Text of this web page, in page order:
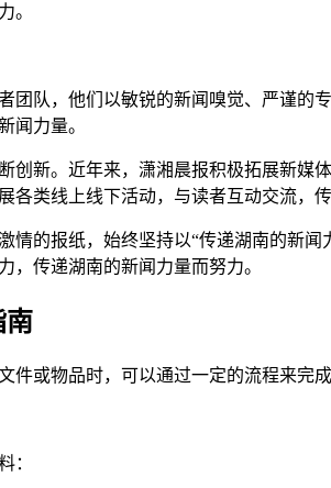
。
团队，他们以敏锐的新闻嗅觉、严谨
闻力量。
创新。近年来，潇湘晨报积极拓展新
各类线上线下活动，与读者互动交流，
情的报纸，始终坚持以“传递湖南的新
，传递湖南的新闻力量而努力。
南
件或物品时，可以通过一定的流程来完
：